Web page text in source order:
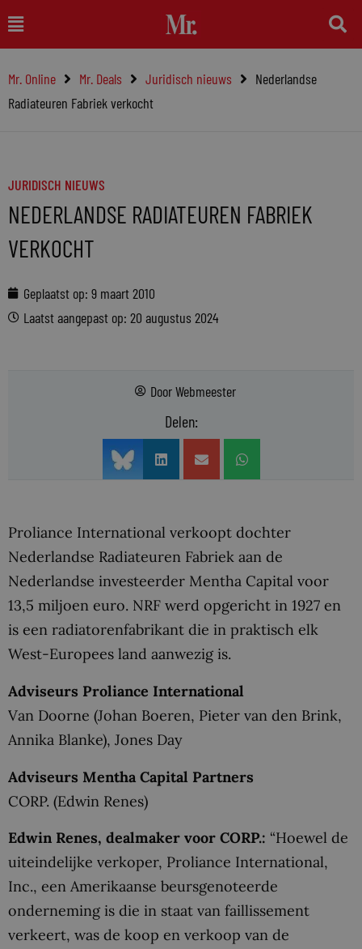
naar
inhoud
Main
Menu
Mr. Online Mr. Deals Juridisch nieuws
Nederlandse
Radiateuren Fabriek verkocht
JURIDISCH NIEUWS
NEDERLANDSE RADIATEUREN FABRIEK
VERKOCHT
Geplaatst op: 9 maart 2010
Laatst aangepast op: 20 augustus 2024
DoorWebmeester
Delen:
Proliance International verkoopt dochter
Nederlandse Radiateuren Fabriek aan de
Nederlandse investeerder Mentha Capital voor
13,5 miljoen euro. NRF werd opgericht in 1927 en
is een radiatorenfabrikant die in praktisch elk
West-Europees land aanwezig is.
Adviseurs Proliance International
Van Doorne (Johan Boeren, Pieter van den Brink,
Annika Blanke), Jones Day
Adviseurs Mentha Capital Partners
CORP. (Edwin Renes)
Edwin Renes, dealmaker voor CORP.: “Hoewel de
uiteindelijke verkoper, Proliance International,
Inc., een Amerikaanse beursgenoteerde
onderneming is die in staat van faillissement
verkeert, was de koop en verkoop van de